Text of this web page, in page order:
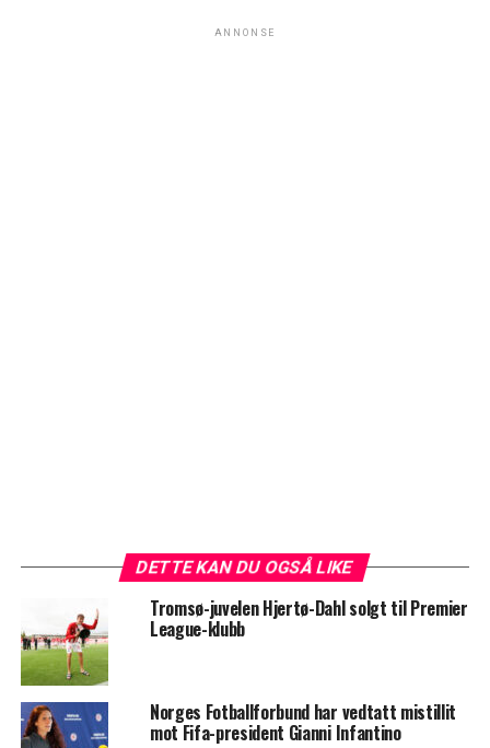
ANNONSE
DETTE KAN DU OGSÅ LIKE
Tromsø-juvelen Hjertø-Dahl solgt til Premier
League-klubb
Norges Fotballforbund har vedtatt mistillit
mot Fifa-president Gianni Infantino